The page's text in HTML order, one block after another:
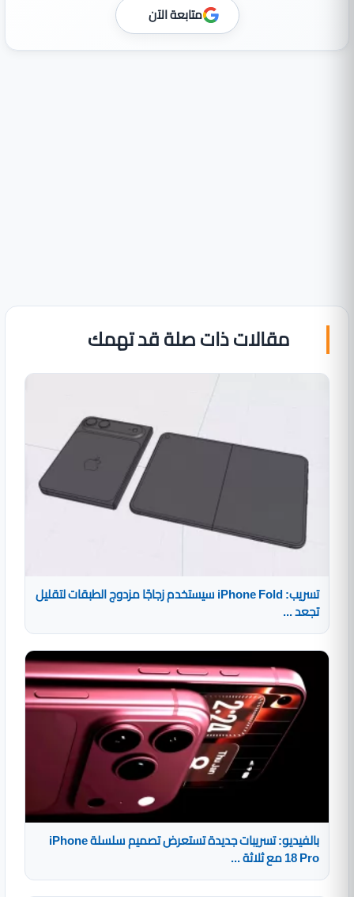
متابعة الآن
مقالات ذات صلة قد تهمك
تسريب: iPhone Fold سيستخدم زجاجًا مزدوج الطبقات لتقليل
تجعد ...
بالفيديو: تسريبات جديدة تستعرض تصميم سلسلة iPhone
18 Pro مع ثلاثة ...